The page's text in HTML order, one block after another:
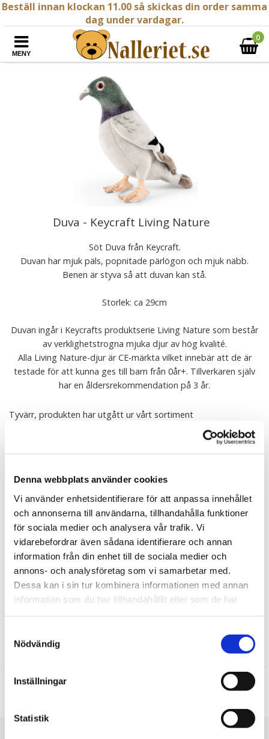
Denna webbplats använder cookies
Vi använder enhetsidentifierare för att anpassa innehållet
och annonserna till användarna, tillhandahålla funktioner
för sociala medier och analysera vår trafik. Vi
vidarebefordrar även sådana identifierare och annan
information från din enhet till de sociala medier och
annons- och analysföretag som vi samarbetar med.
Dessa kan i sin tur kombinera informationen med annan
information som du har tillhandahållit eller som de har
Nödvändig
Inställningar
Statistik
Beställ innan klockan 11.00 så skickas din order samma
dag under vardagar.
MENY
0
Duva - Keycraft Living Nature
Söt Duva från Keycraft.
Duvan har mjuk päls, popnitade pärlögon och mjuk näbb.
Benen är styva så att duvan kan stå.
Storlek: ca 29cm
Duvan ingår i Keycrafts produktserie Living Nature som består
av verklighetstrogna mjuka djur av hög kvalité.
Alla Living Nature-djur är CE-märkta vilket innebär att de är
testade för att kunna ges till barn från 0år+. Tillverkaren själv
har en åldersrekommendation på 3 år.
Tyvärr, produkten har utgått ur vårt sortiment
Alla mjukisdjur från Keycraft är CE-märkta och testade enligt EUs EN 71 1/2/3.
Tipsa
Upptäck mer
Keycraft Living Nature
Mjukisdjur
Fåglar Gosedjur
Vilda Djur
Gosedjur